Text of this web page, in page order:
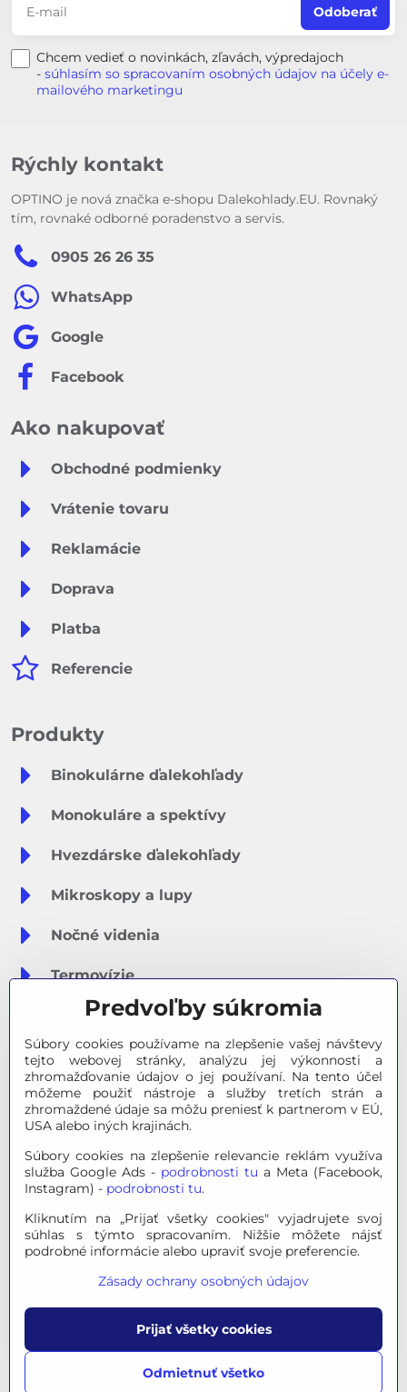
Odoberať
Chcem vedieť o novinkách, zľavách, výpredajoch
- súhlasím so spracovaním osobných údajov na účely e-
mailového marketingu
Rýchly kontakt
OPTINO je nová značka e-shopu Dalekohlady.EU. Rovnaký
tím, rovnaké odborné poradenstvo a servis.
0905 26 26 35
WhatsApp
Google
Facebook
Ako nakupovať
Obchodné podmienky
Vrátenie tovaru
Reklamácie
Doprava
Platba
Referencie
Produkty
Binokulárne ďalekohľady
Monokuláre a spektívy
Hvezdárske ďalekohľady
Mikroskopy a lupy
Nočné videnia
Termovízie
Meteostanice
Značky
Výpredaj
Tipy na darčeky
Poradňa - Ako si vybrať
© 2026 OPTINO s.r.o., všetky práva vyhradené. Všetky logá a
vlastníka.
Mapa stránok|Právne informácie|Ochrana osobných
údajov|Nastavenie súkromia
spoločnosťou Google, platiaPravidlá ochrany osobných
Predvoľby súkromia
Súbory cookies používame na zlepšenie vašej návštevy
tejto webovej stránky, analýzu jej výkonnosti a
zhromažďovanie údajov o jej používaní. Na tento účel
môžeme použiť nástroje a služby tretích strán a
zhromaždené údaje sa môžu preniesť k partnerom v EÚ,
USA alebo iných krajinách.
Súbory cookies na zlepšenie relevancie reklám využíva
služba Google Ads - podrobnosti tu a Meta (Facebook,
Instagram) - podrobnosti tu.
Kliknutím na „Prijať všetky cookies" vyjadrujete svoj
súhlas s týmto spracovaním. Nižšie môžete nájsť
podrobné informácie alebo upraviť svoje preferencie.
Zásady ochrany osobných údajov
Prijať všetky cookies
Odmietnuť všetko